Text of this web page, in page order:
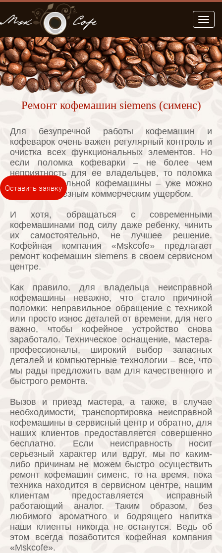
Меню
Ремонт кофемашин siemens (сименс)
Для безупречной работы кофемашин и
кофеварок очень важен регулярный контроль и
очистка всех функциональных элементов. Но
если поломка кофеварки – не более чем
неприятность для ее владельцев, то поломка
профессиональной кофемашины – уже можно
считать серьезным коммерческим ущербом.
И хотя, обращаться с современными
кофемашинами под силу даже ребенку, чинить
их самостоятельно, не лучшее решение.
Кофейная компания «Mskcofe» предлагает
ремонт кофемашин siemens в своем сервисном
центре.
Как правило, для владельца неисправной
кофемашины неважно, что стало причиной
поломки: неправильное обращение с техникой
или просто износ деталей от времени, для него
важно, чтобы кофейное устройство снова
заработало. Техническое оснащение, мастера-
профессионалы, широкий выбор запасных
деталей и компьютерные технологии – все, что
мы рады предложить вам для качественного и
быстрого ремонта.
Вызов и приезд мастера, а также, в случае
необходимости, транспортировка неисправной
кофемашины в сервисный центр и обратно, для
наших клиентов предоставляется совершенно
бесплатно. Если неисправность носит
серьезный характер или вдруг, мы по каким-
либо причинам не можем быстро осуществить
ремонт кофемашин сименс, то на время, пока
техника находится в сервисном центре, нашим
клиентам предоставляется исправный
работающий аналог. Таким образом, без
любимого ароматного и бодрящего напитка
наши клиенты никогда не останутся. Ведь об
этом всегда позаботится кофейная компания
«Mskcofe».
Оставить заявку